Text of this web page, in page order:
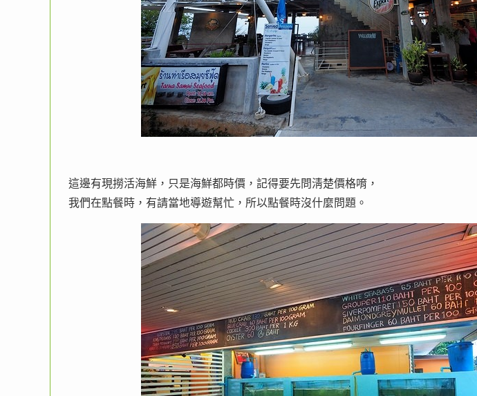
這邊有現撈活海鮮，只是海鮮都時價，記得要先問淸楚價格唷，
我們在點餐時，有請當地導遊幫忙，所以點餐時沒什麼問題。